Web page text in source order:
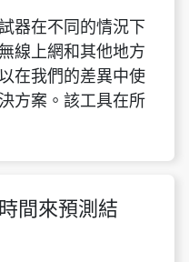
器在不同的情況下
線上網和其他地方
在我們的差異中使
方案。該工具在所
間來預測結